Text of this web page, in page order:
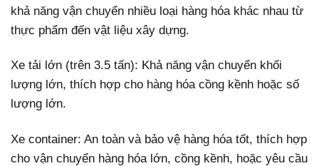
khả năng vận chuyển nhiều loại hàng hóa khác nhau từ
thực phẩm đến vật liệu xây dựng.
Xe tải lớn (trên 3.5 tấn): Khả năng vận chuyển khối
lượng lớn, thích hợp cho hàng hóa cồng kềnh hoặc số
lượng lớn.
Xe container: An toàn và bảo vệ hàng hóa tốt, thích hợp
cho vận chuyển hàng hóa lớn, cồng kềnh, hoặc yêu cầu